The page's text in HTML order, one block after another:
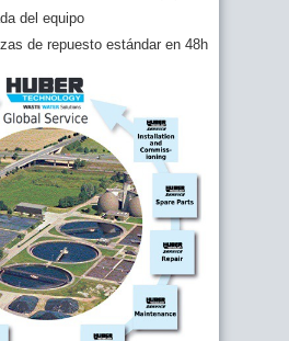
del equipo
de repuesto estándar en 48h